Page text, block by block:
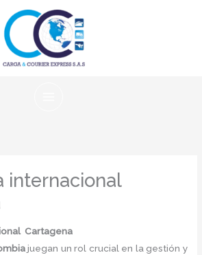
internacional
Cartagena
juegan un rol crucial en la gestión y